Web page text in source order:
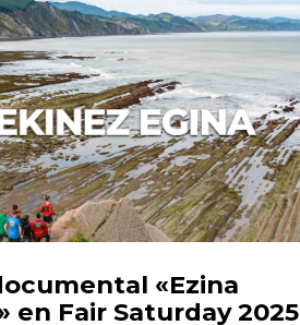
«Ezina
en Fair Saturday 2025